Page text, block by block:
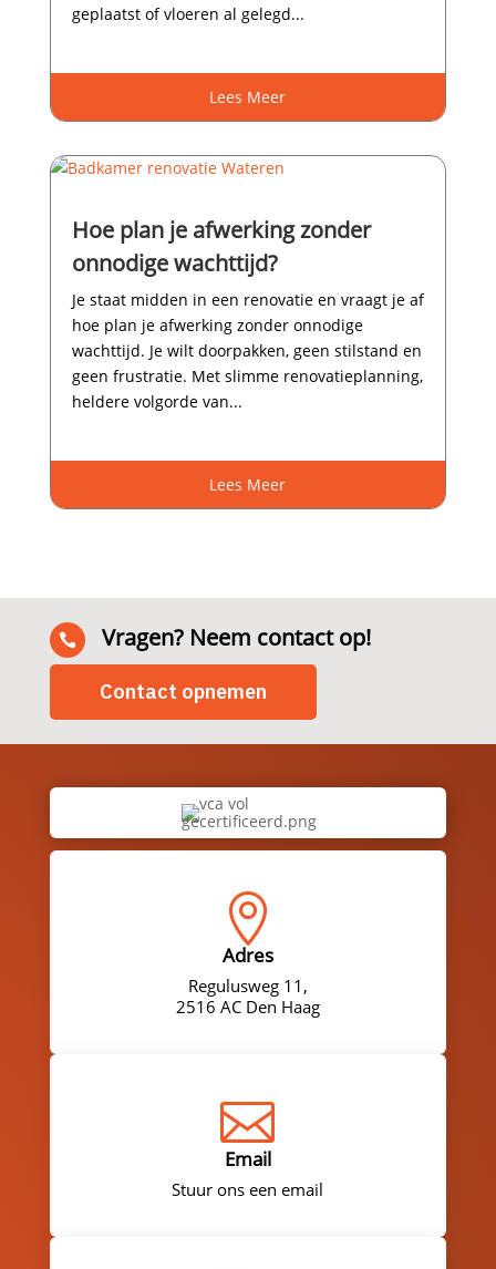
geplaatst of vloeren al gelegd...
Lees Meer
Hoe plan je afwerking zonder
onnodige wachttijd?
Je staat midden in een renovatie en vraagt je af
hoe plan je afwerking zonder onnodige
wachttijd.​ Je wilt doorpakken, geen stilstand en
geen frustratie.​ Met slimme renovatieplanning,
heldere volgorde van...
Lees Meer
 Vragen? Neem contact op!
Contact opnemen

Adres
Regulusweg 11,
2516 AC Den Haag

Email
Stuur ons een email